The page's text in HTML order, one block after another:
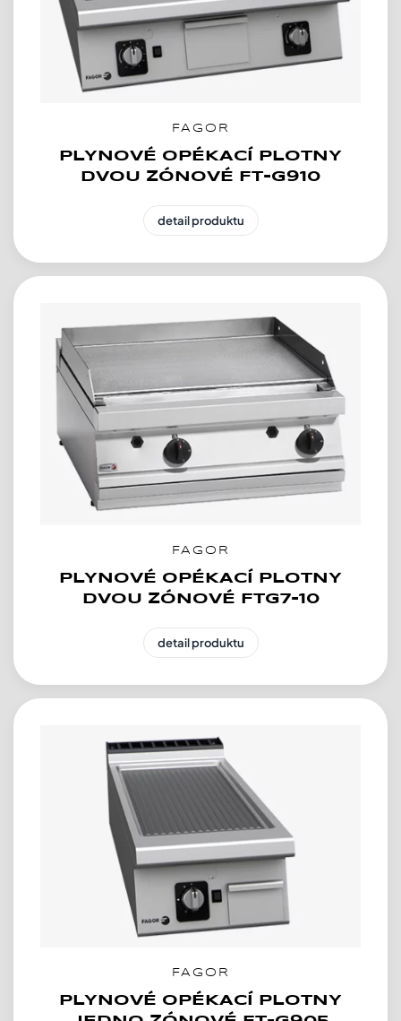
FAGOR
PLYNOVÉ OPÉKACÍ PLOTNY
DVOU ZÓNOVÉ FT-G910
detail produktu
FAGOR
PLYNOVÉ OPÉKACÍ PLOTNY
DVOU ZÓNOVÉ FTG7-10
detail produktu
FAGOR
PLYNOVÉ OPÉKACÍ PLOTNY